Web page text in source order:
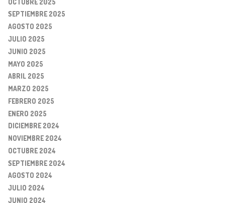
SEPTIEMBRE 2025
AGOSTO 2025
JULIO 2025
JUNIO 2025
MAYO 2025
ABRIL 2025
MARZO 2025
FEBRERO 2025
ENERO 2025
DICIEMBRE 2024
NOVIEMBRE 2024
OCTUBRE 2024
SEPTIEMBRE 2024
AGOSTO 2024
JULIO 2024
JUNIO 2024